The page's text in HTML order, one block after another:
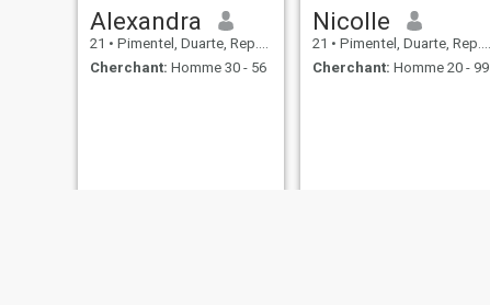
Alexandra
21 • Pimentel, Duarte, Rep.Dominicaine
Cherchant: Homme 30 - 56
Nicolle
21 • Pimentel, Duarte, Rep.Dominicaine
Cherchant: Homme 20 - 99